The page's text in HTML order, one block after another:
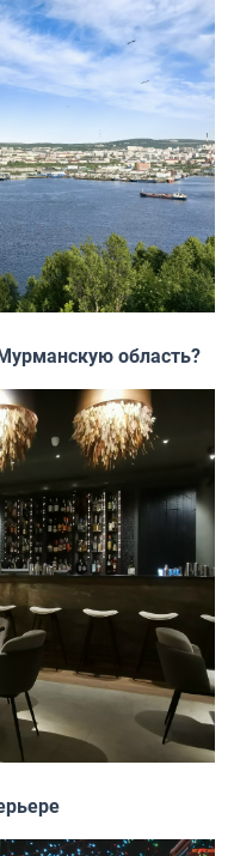
область?